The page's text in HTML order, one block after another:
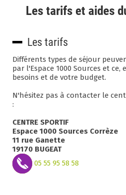
Les tarifs et aides
Les tarifs
Différents types de séjour
par l'Espace 1000 Sources et ce,
besoins et de votre budget.
N'hésitez pas à contacter le
:
CENTRE SPORTIF
Espace 1000 Sources Corrèze
11 rue Ganette
19170 BUGEAT
05 55 95 58 58